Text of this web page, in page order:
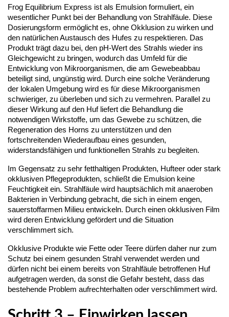
Frog Equilibrium Express ist als Emulsion formuliert, ein
wesentlicher Punkt bei der Behandlung von Strahlfäule. Diese
Dosierungsform ermöglicht es, ohne Okklusion zu wirken und
den natürlichen Austausch des Hufes zu respektieren. Das
Produkt trägt dazu bei, den pH-Wert des Strahls wieder ins
Gleichgewicht zu bringen, wodurch das Umfeld für die
Entwicklung von Mikroorganismen, die am Gewebeabbau
beteiligt sind, ungünstig wird. Durch eine solche Veränderung
der lokalen Umgebung wird es für diese Mikroorganismen
schwieriger, zu überleben und sich zu vermehren. Parallel zu
dieser Wirkung auf den Huf liefert die Behandlung die
notwendigen Wirkstoffe, um das Gewebe zu schützen, die
Regeneration des Horns zu unterstützen und den
fortschreitenden Wiederaufbau eines gesunden,
widerstandsfähigen und funktionellen Strahls zu begleiten.
Im Gegensatz zu sehr fetthaltigen Produkten, Hufteer oder stark
okklusiven Pflegeprodukten, schließt die Emulsion keine
Feuchtigkeit ein. Strahlfäule wird hauptsächlich mit anaeroben
Bakterien in Verbindung gebracht, die sich in einem engen,
sauerstoffarmen Milieu entwickeln. Durch einen okklusiven Film
wird deren Entwicklung gefördert und die Situation
verschlimmert sich.
Okklusive Produkte wie Fette oder Teere dürfen daher nur zum
Schutz bei einem gesunden Strahl verwendet werden und
dürfen nicht bei einem bereits von Strahlfäule betroffenen Huf
aufgetragen werden, da sonst die Gefahr besteht, dass das
bestehende Problem aufrechterhalten oder verschlimmert wird.